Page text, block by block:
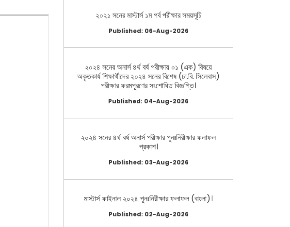
২০২১ সনের মাস্টার্স ১ম পর্ব পরীক্ষার সময়সূচি
Published: 06-Aug-2026
২০২৪ সনের অনার্স ৪র্থ বর্ষ পরীক্ষায় ০১ (এক) বিষয়ে
অকৃতকার্য শিক্ষার্থীদের ২০২৪ সনের বিশেষ (ঢা.বি. সিলেবাস)
পরীক্ষার ফরমপূরণের সংশোধিত বিজ্ঞপ্তি।
Published: 04-Aug-2026
২০২৪ সনের ৪র্থ বর্ষ অনার্স পরীক্ষার পুনঃনিরীক্ষার ফলাফল
প্রকাশ।
Published: 03-Aug-2026
মাস্টার্স ফাইনাল ২০২৪ পূনঃনিরীক্ষার ফলাফল (বাংলা)।
Published: 02-Aug-2026